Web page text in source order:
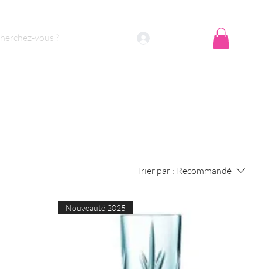
Trier par : Recommandé
Nouveauté 2025